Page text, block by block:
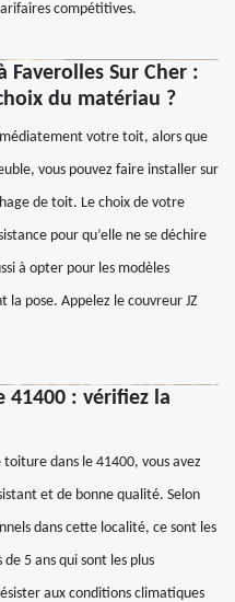
compétitives.
Faverolles Sur Cher :
du matériau ?
votre toit, alors que
vous pouvez faire installer sur
de toit. Le choix de votre
pour qu’elle ne se déchire
à opter pour les modèles
pose. Appelez le couvreur JZ
41400 : vérifiez la
dans le 41400, vous avez
et de bonne qualité. Selon
dans cette localité, ce sont les
5 ans qui sont les plus
aux conditions climatiques